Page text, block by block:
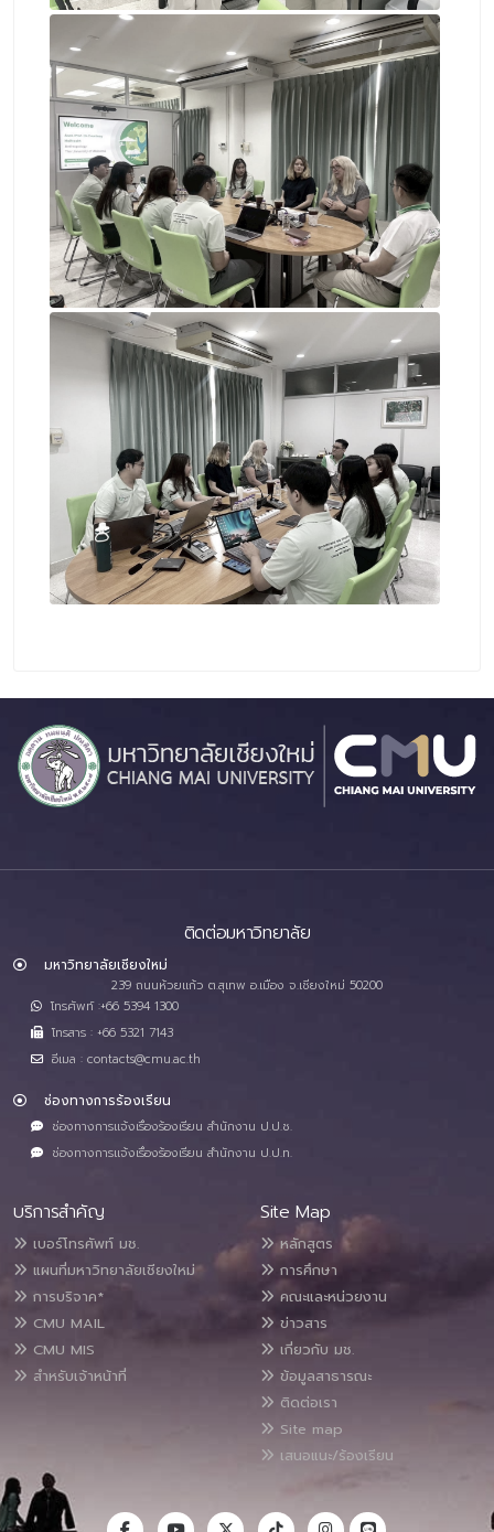
ติดต่อมหาวิทยาลัย
มหาวิทยาลัยเชียงใหม่
239 ถนนห้วยแก้ว ต.สุเทพ อ.เมือง จ.เชียงใหม่ 50200
โทรศัพท์ :+66 5394 1300
โทรสาร : +66 5321 7143
อีเมล : contacts@cmu.ac.th
ช่องทางการร้องเรียน
ช่องทางการแจ้งเรื่องร้องเรียน สำนักงาน ป.ป.ช.
ช่องทางการแจ้งเรื่องร้องเรียน สำนักงาน ป.ป.ท.
บริการสำคัญ
เบอร์โทรศัพท์ มช.
แผนที่มหาวิทยาลัยเชียงใหม่
การบริจาค*
CMU MAIL
CMU MIS
สำหรับเจ้าหน้าที่
Site Map
หลักสูตร
การศึกษา
คณะและหน่วยงาน
ข่าวสาร
เกี่ยวกับ มช.
ข้อมูลสาธารณะ
ติดต่อเรา
Site map
เสนอแนะ/ร้องเรียน